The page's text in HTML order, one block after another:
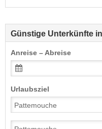
Günstige Unterkünfte
Anreise – Abreise
Urlaubsziel